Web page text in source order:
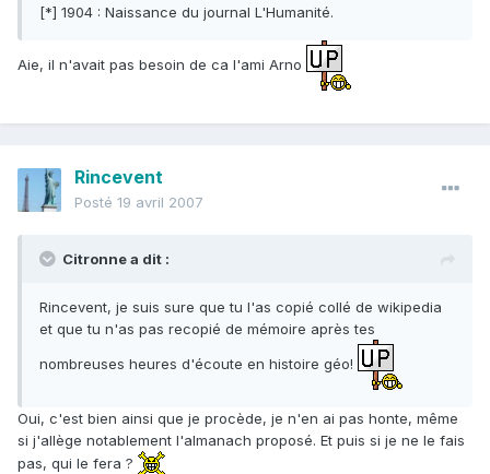
[*] 1904 : Naissance du journal L'Humanité.
Aie, il n'avait pas besoin de ca l'ami Arno
Rincevent
Posté 19 avril 2007
Citronne a dit :
Rincevent, je suis sure que tu l'as copié collé de wikipedia
et que tu n'as pas recopié de mémoire après tes
nombreuses heures d'écoute en histoire géo!
Oui, c'est bien ainsi que je procède, je n'en ai pas honte, même
si j'allège notablement l'almanach proposé. Et puis si je ne le fais
pas, qui le fera ?